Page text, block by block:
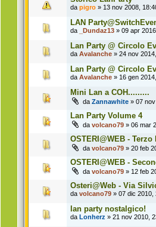
da pigro » 13 nov 2008,
LAN
da _Dundaz13 » 09 apr
Lan Party @ Circolo
da Avalanche » 24 nov
Lan Party @ Circolo
da Avalanche » 16 gen
Mini Lan a COH.........
da Zannawhite » 07
Lan Party Volume 4
da volcano79 » 06 mar
OSTERI@WEB - Terzo
da volcano79 » 20 feb
OSTERI@WEB -
da volcano79 » 12 feb
Osteri@Web - Via
da volcano79 » 07 dic 2010,
lan party nostalgico!
da Lonherz » 21 nov 2010,